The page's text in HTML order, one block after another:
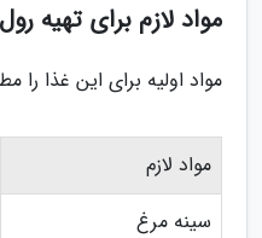
مواد لازم برای تهیه
مواد اولیه برای این غذا را
مواد لازم
سینه مرغ